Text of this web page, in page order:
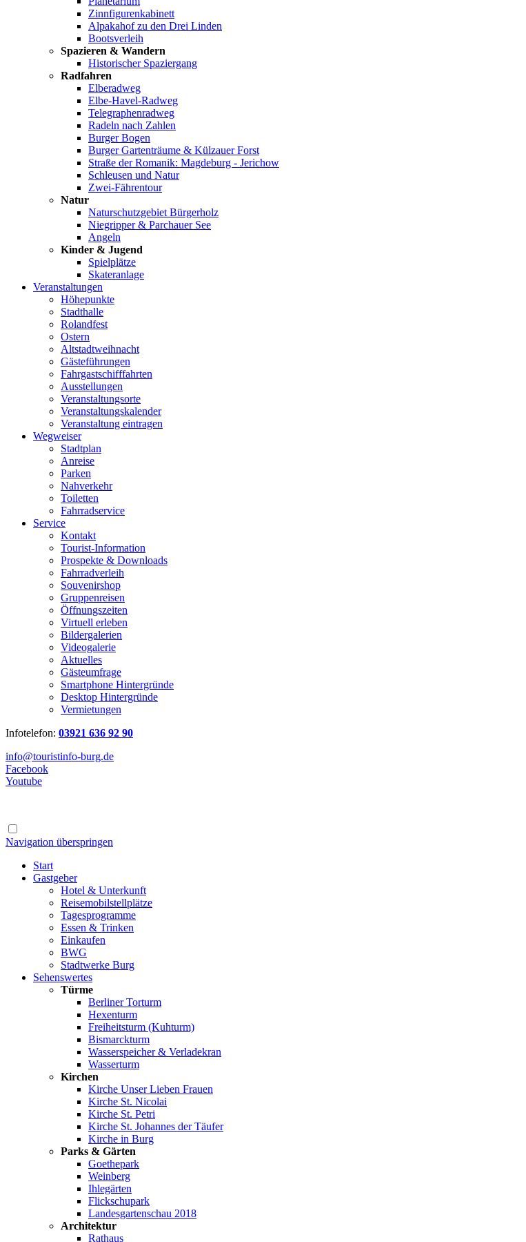
Zinnfigurenkabinett
Alpakahof zu den Drei Linden
Bootsverleih
Spazieren & Wandern
Historischer Spaziergang
Radfahren
Elberadweg
Elbe-Havel-Radweg
Telegraphenradweg
Radeln nach Zahlen
Burger Bogen
Burger Gartenträume & Külzauer Forst
Straße der Romanik: Magdeburg - Jerichow
Schleusen und Natur
Zwei-Fährentour
Natur
Naturschutzgebiet Bürgerholz
Niegripper & Parchauer See
Angeln
Kinder & Jugend
Spielplätze
Skateranlage
Veranstaltungen
Höhepunkte
Stadthalle
Rolandfest
Ostern
Altstadtweihnacht
Gästeführungen
Fahrgastschifffahrten
Ausstellungen
Veranstaltungsorte
Veranstaltungskalender
Veranstaltung eintragen
Wegweiser
Stadtplan
Anreise
Parken
Nahverkehr
Toiletten
Fahrradservice
Service
Kontakt
Tourist-Information
Prospekte & Downloads
Fahrradverleih
Souvenirshop
Gruppenreisen
Öffnungszeiten
Virtuell erleben
Bildergalerien
Videogalerie
Aktuelles
Gästeumfrage
Smartphone Hintergründe
Desktop Hintergründe
Vermietungen
Infotelefon: 03921 636 92 90
info@touristinfo-burg.de
Facebook
Youtube
Navigation überspringen
Start
Gastgeber
Hotel & Unterkunft
Reisemobilstellplätze
Tagesprogramme
Essen & Trinken
Einkaufen
BWG
Stadtwerke Burg
Sehenswertes
Türme
Berliner Torturm
Hexenturm
Freiheitsturm (Kuhturm)
Bismarckturm
Wasserspeicher & Verladekran
Wasserturm
Kirchen
Kirche Unser Lieben Frauen
Kirche St. Nicolai
Kirche St. Petri
Kirche St. Johannes der Täufer
Kirche in Burg
Parks & Gärten
Goethepark
Weinberg
Ihlegärten
Flickschupark
Landesgartenschau 2018
Architektur
Rathaus